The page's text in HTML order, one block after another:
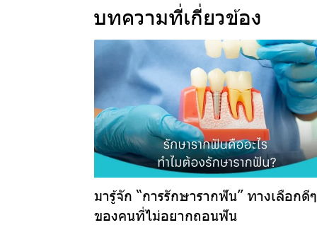
บทความที่เกี่ยวข้อง
มารู้จัก “การรักษารากฟัน” ทางเลือกดีๆ
ของคนที่ไม่อยากถอนฟัน